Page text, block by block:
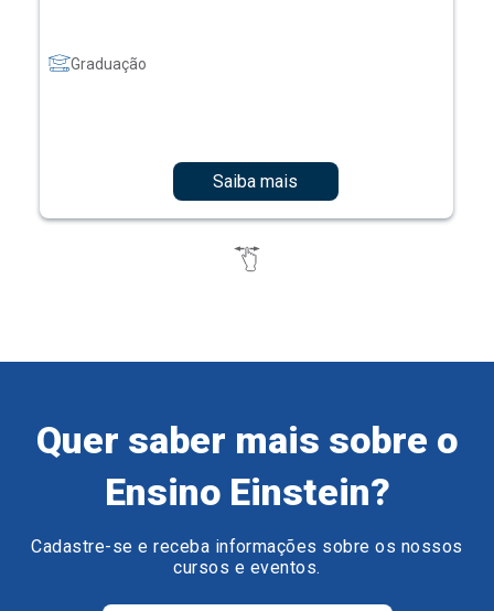
Graduação
Saiba mais
Quer saber mais sobre o
Ensino Einstein?
Cadastre-se e receba informações sobre os nossos
cursos e eventos.